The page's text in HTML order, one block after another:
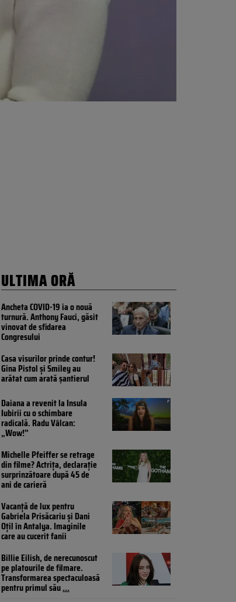
ULTIMA ORĂ
Ancheta COVID-19 ia o nouă
turnură. Anthony Fauci, găsit
vinovat de sfidarea
Congresului
Casa visurilor prinde contur!
Gina Pistol și Smiley au
arătat cum arată șantierul
Daiana a revenit la Insula
Iubirii cu o schimbare
radicală. Radu Vâlcan:
„Wow!”
Michelle Pfeiffer se retrage
din filme? Actrița, declarație
surprinzătoare după 45 de
ani de carieră
Vacanță de lux pentru
Gabriela Prisăcariu și Dani
Oțil în Antalya. Imaginile
care au cucerit fanii
Billie Eilish, de nerecunoscut
pe platourile de filmare.
Transformarea spectaculoasă
pentru primul său...